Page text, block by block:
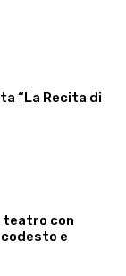
“La Recita di
teatro con
e